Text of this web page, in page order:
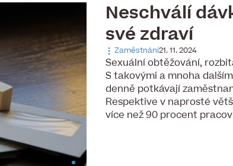
Neschválí
své zdraví
Zaměstnání21. 11. 2024
Sexuální obtěžování,
S takovými a mnoha
denně potkávají
Respektive v naprosté
více než 90 procent